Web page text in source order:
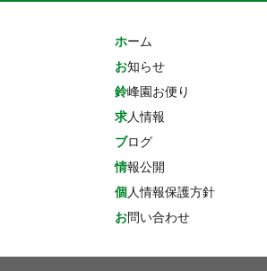
ホーム
お知らせ
鈴峰園お便り
求人情報
ブログ
情報公開
個人情報保護方針
お問い合わせ